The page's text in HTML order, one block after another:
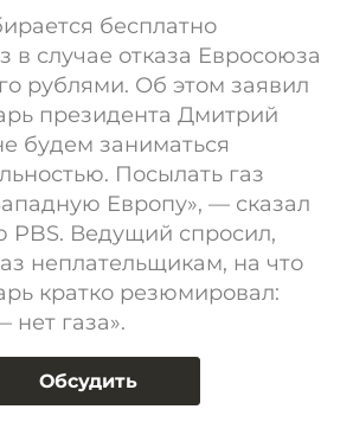
бесплатно
в случае отказа Евросоюза
рублями. Об этом заявил
президента Дмитрий
будем заниматься
Посылать газ
Европу», — сказал
PBS. Ведущий спросил,
неплательщикам, на что
кратко резюмировал:
нет газа».
Обсудить